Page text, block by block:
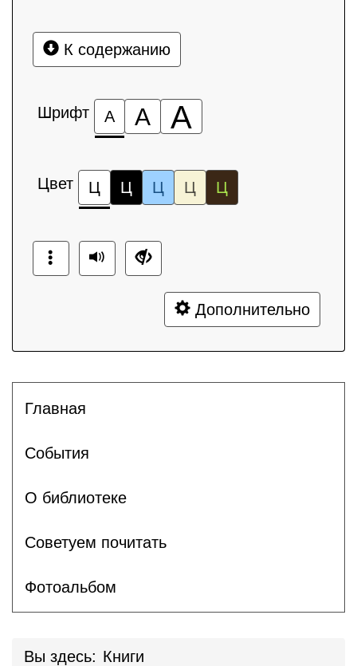
К содержанию
Шрифт А А А
Цвет Ц Ц Ц Ц Ц
Дополнительно
Главная
События
О библиотеке
Советуем почитать
Фотоальбом
Вы здесь: Книги